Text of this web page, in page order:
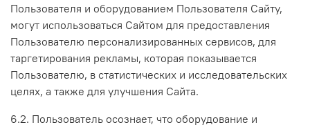
Пользователя и оборудованием Пользователя Сайту,
могут использоваться Сайтом для предоставления
Пользователю персонализированных сервисов, для
таргетирования рекламы, которая показывается
Пользователю, в статистических и исследовательских
целях, а также для улучшения Сайта.
6.2. Пользователь осознает, что оборудование и